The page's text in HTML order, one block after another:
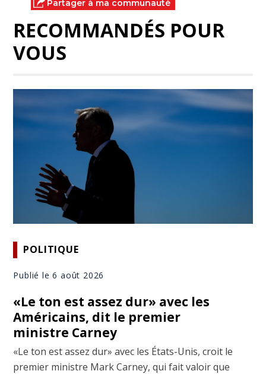
Partager à ma communauté
RECOMMANDÉS POUR
VOUS
POLITIQUE
Publié le 6 août 2026
«Le ton est assez dur» avec les
Américains, dit le premier
ministre Carney
«Le ton est assez dur» avec les États-Unis, croit le
premier ministre Mark Carney, qui fait valoir que